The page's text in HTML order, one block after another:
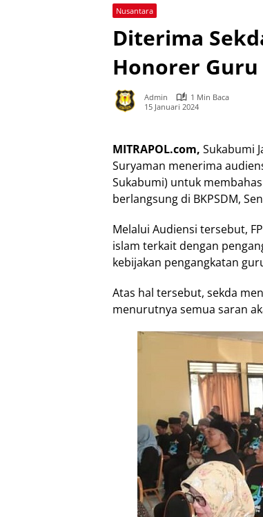
Nusantara
Diterima
Honorer
Admin
1 Min Baca
15 Januari 2024
MITRAPOL.com, Sukabumi
Suryaman menerima
Sukabumi) untuk
berlangsung di BKPSDM,
Melalui Audiensi tersebut,
islam terkait dengan
kebijakan pengangkatan
Atas hal tersebut, sekda
menurutnya semua saran